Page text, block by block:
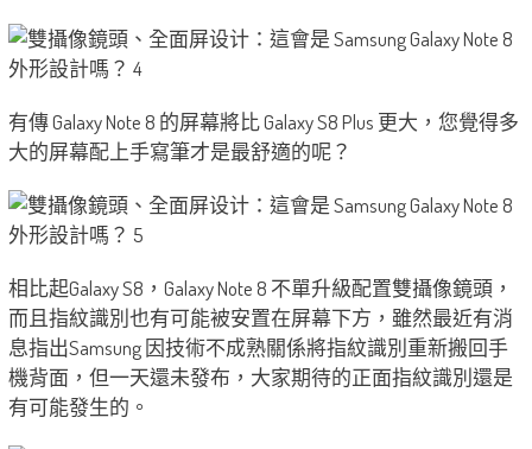
有傳 Galaxy Note 8 的屏幕將比 Galaxy S8 Plus 更大，您覺得多
大的屏幕配上手寫筆才是最舒適的呢？
相比起Galaxy S8，Galaxy Note 8 不單升級配置雙攝像鏡頭，
而且指紋識別也有可能被安置在屏幕下方，雖然最近有消
息指出Samsung 因技術不成熟關係將指紋識別重新搬回手
機背面，但一天還未發布，大家期待的正面指紋識別還是
有可能發生的。